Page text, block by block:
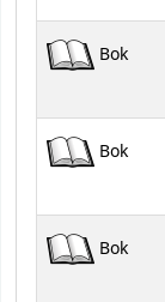
Bok
Bok
Bok